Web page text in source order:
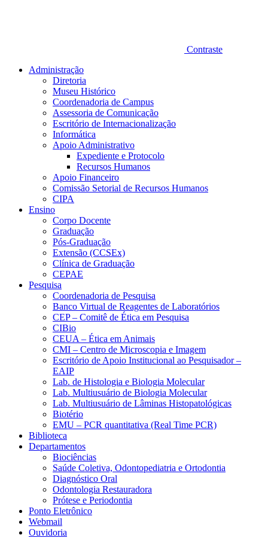
Contraste
Administração
Diretoria
Museu Histórico
Coordenadoria de Campus
Assessoria de Comunicação
Escritório de Internacionalização
Informática
Apoio Administrativo
Expediente e Protocolo
Recursos Humanos
Apoio Financeiro
Comissão Setorial de Recursos Humanos
CIPA
Ensino
Corpo Docente
Graduação
Pós-Graduação
Extensão (CCSEx)
Clínica de Graduação
CEPAE
Pesquisa
Coordenadoria de Pesquisa
Banco Virtual de Reagentes de Laboratórios
CEP – Comitê de Ética em Pesquisa
CIBio
CEUA – Ética em Animais
CMI – Centro de Microscopia e Imagem
Escritório de Apoio Institucional ao Pesquisador –
EAIP
Lab. de Histologia e Biologia Molecular
Lab. Multiusuário de Biologia Molecular
Lab. Multiusuário de Lâminas Histopatológicas
Biotério
EMU – PCR quantitativa (Real Time PCR)
Biblioteca
Departamentos
Biociências
Saúde Coletiva, Odontopediatria e Ortodontia
Diagnóstico Oral
Odontologia Restauradora
Prótese e Periodontia
Ponto Eletrônico
Webmail
Ouvidoria